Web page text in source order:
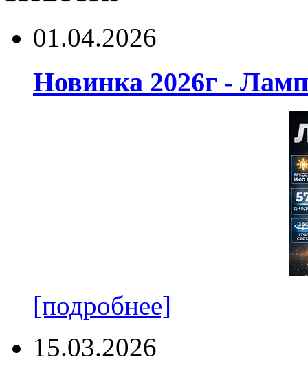
01.04.2026
Новинка 2026г -
[подробнее]
15.03.2026